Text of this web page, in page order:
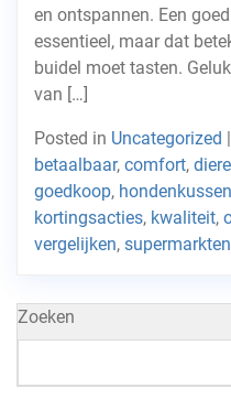
en ontspannen. Een
essentieel, maar dat
buidel moet tasten.
van […]
Posted in Uncategorized |
betaalbaar, comfort,
goedkoop,
kortingsacties, kwaliteit,
vergelijken, supermarkten
Zoeken